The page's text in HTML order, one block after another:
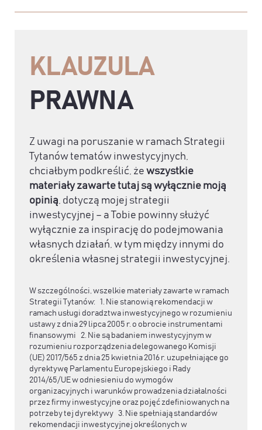
KLAUZULA
PRAWNA
Z uwagi na poruszanie w ramach Strategii
Tytanów tematów inwestycyjnych,
chciałbym podkreślić, że wszystkie
materiały zawarte tutaj są wyłącznie moją
opinią, dotyczą mojej strategii
inwestycyjnej – a Tobie powinny służyć
wyłącznie za inspirację do podejmowania
własnych działań, w tym między innymi do
określenia własnej strategii inwestycyjnej.
W szczególności, wszelkie materiały zawarte w ramach
Strategii Tytanów: 1. Nie stanowią rekomendacji w
ramach usługi doradztwa inwestycyjnego w rozumieniu
ustawy z dnia 29 lipca 2005 r. o obrocie instrumentami
finansowymi 2. Nie są badaniem inwestycyjnym w
rozumieniu rozporządzenia delegowanego Komisji
(UE) 2017/565 z dnia 25 kwietnia 2016 r. uzupełniające go
dyrektywę Parlamentu Europejskiego i Rady
2014/65/UE w odniesieniu do wymogów
organizacyjnych i warunków prowadzenia działalności
przez firmy inwestycyjne oraz pojęć zdefiniowanych na
potrzeby tej dyrektywy 3. Nie spełniają standardów
rekomendacji inwestycyjnej określonych w